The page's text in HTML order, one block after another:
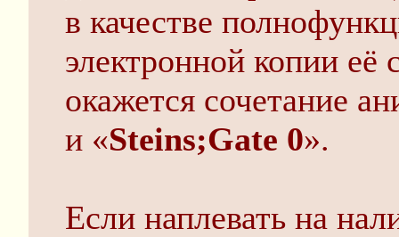
в качестве
электронной копии её
окажется сочетание
и «Steins;Gate 0».
Если наплевать на